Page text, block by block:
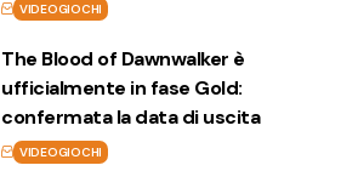
VIDEOGIOCHI
The Blood of Dawnwalker è
ufficialmente in fase Gold:
confermata la data di uscita
VIDEOGIOCHI